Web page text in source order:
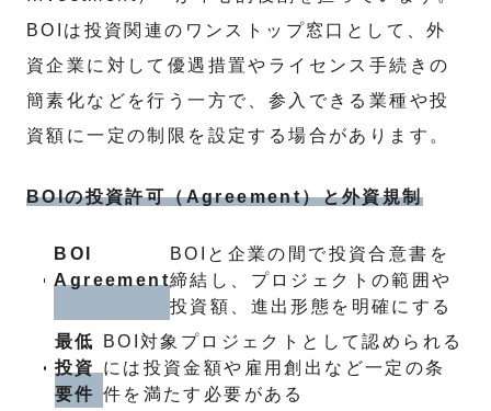
BOIは投資関連のワンストップ窓口として、外
資企業に対して優遇措置やライセンス手続きの
簡素化などを行う一方で、参入できる業種や投
資額に一定の制限を設定する場合があります。
BOIの投資許可（Agreement）と外資規制
BOI
Agreement
BOIと企業の間で投資合意書を
締結し、プロジェクトの範囲や
投資額、進出形態を明確にする
最低
投資
要件
BOI対象プロジェクトとして認められる
には投資金額や雇用創出など一定の条
件を満たす必要がある